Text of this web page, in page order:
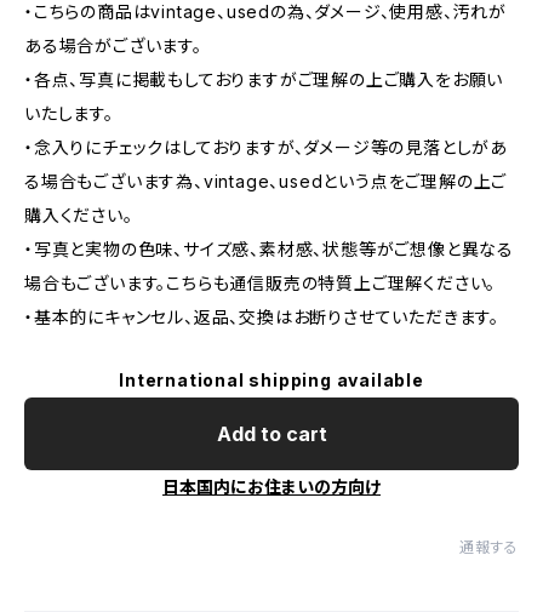
・こちらの商品はvintage、usedの為、ダメージ、使用感、汚れが
ある場合がございます。
・各点、写真に掲載もしておりますがご理解の上ご購入をお願い
いたします。
・念入りにチェックはしておりますが、ダメージ等の見落としがあ
る場合もございます為、vintage、usedという点をご理解の上ご
購入ください。
・写真と実物の色味、サイズ感、素材感、状態等がご想像と異なる
場合もございます。こちらも通信販売の特質上ご理解ください。
・基本的にキャンセル、返品、交換はお断りさせていただきます。
International shipping available
Add to cart
日本国内にお住まいの方向け
通報する